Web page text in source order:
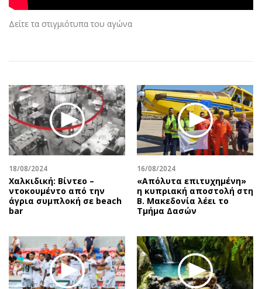
Αθλητισμός
Κύπρος
Διεθνή
Οικονομική
Οικονομία
Real Estate
Επιχειρήσεις
Αγορές
Money Review
AstroBank Properties
Trends
Ναυτιλία
Περιβάλλον
Ελλάδα
Geek
Social
Αφιερώματα
Πολιτική
Οικονομία
Γενικά
Αναδρομές
Πρόσωπα
Περιβάλλον
Good Life
Showbiz
Ταξίδια
Συνταγές
Δείτε τα στιγμιότυπα του αγώνα
18/08/2024
Χαλκιδική: Βίντεο –
ντοκουμέντο από την
άγρια συμπλοκή σε beach
bar
16/08/2024
«Απόλυτα επιτυχημένη»
η κυπριακή αποστολή στη
Β. Μακεδονία λέει το
Τμήμα Δασών